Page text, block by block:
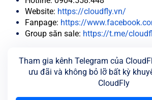
Website: https://cloudfly.vn/
Fanpage: https://
Group săn sale: https://t.me/
Tham gia kênh Telegram của
ưu đãi và không bỏ lỡ bất kỳ
CloudFly